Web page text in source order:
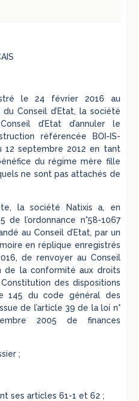
le 24 février 2016 au
Conseil d’Etat, la société
d’Etat d’annuler le
référencée BOI-IS-
12 septembre 2012 en tant
du régime mère fille
ne sont pas attachés de
la société Natixis a, en
de l’ordonnance n°58-1067
au Conseil d’Etat, par un
en réplique enregistrés
de renvoyer au Conseil
de la conformité aux droits
des dispositions
145 du code général des
de l’article 39 de la loi n°
2005 de finances
;
ses articles 61-1 et 62 ;